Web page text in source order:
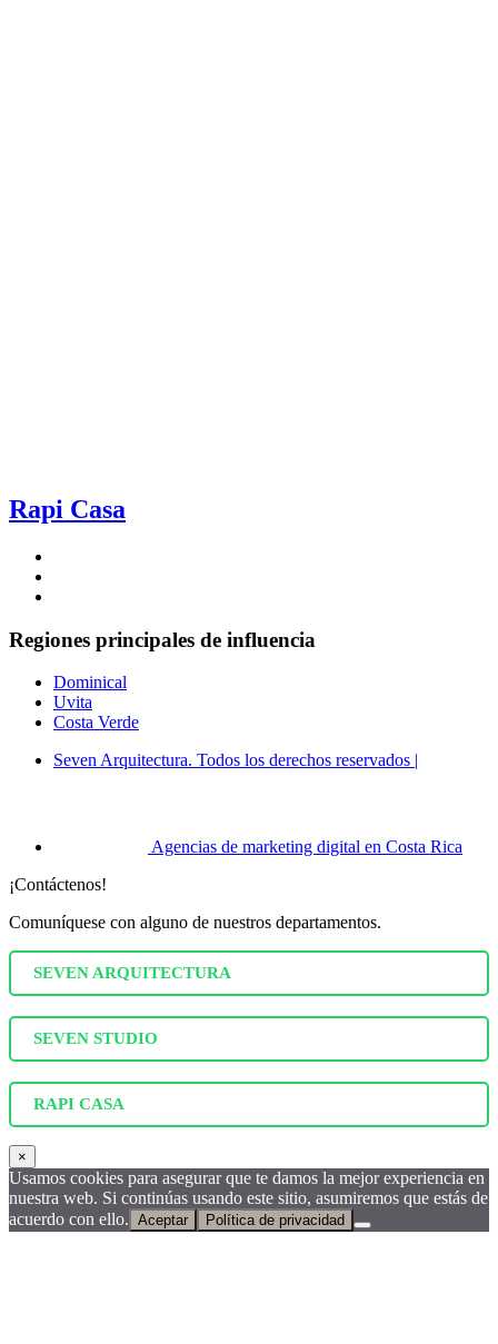
Rapi Casa
Regiones principales de influencia
Dominical
Uvita
Costa Verde
Seven Arquitectura. Todos los derechos reservados |
Agencias de marketing digital en Costa Rica
¡Contáctenos!
Comuníquese con alguno de nuestros departamentos.
SEVEN ARQUITECTURA
SEVEN STUDIO
RAPI CASA
×
Usamos cookies para asegurar que te damos la mejor experiencia en
nuestra web. Si continúas usando este sitio, asumiremos que estás de
acuerdo con ello. Aceptar Política de privacidad